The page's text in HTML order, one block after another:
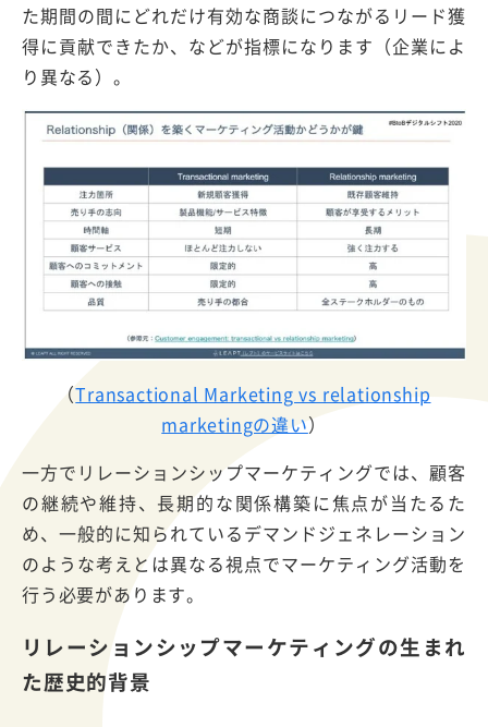
た期間の間にどれだけ有効な商談につながるリード獲
得に貢献できたか、などが指標になります（企業によ
り異なる）。
（Transactional Marketing vs relationship
marketingの違い）
一方でリレーションシップマーケティングでは、顧客
の継続や維持、長期的な関係構築に焦点が当たるた
め、一般的に知られているデマンドジェネレーション
のような考えとは異なる視点でマーケティング活動を
行う必要があります。
リレーションシップマーケティングの生まれ
た歴史的背景